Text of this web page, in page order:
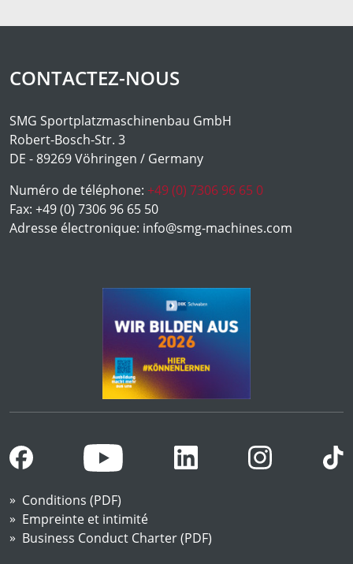
CONTACTEZ-NOUS
SMG Sportplatzmaschinenbau GmbH
Robert-Bosch-Str. 3
DE - 89269 Vöhringen / Germany
Numéro de téléphone: +49 (0) 7306 96 65 0
Fax: +49 (0) 7306 96 65 50
Adresse électronique: info@smg-machines.com
Conditions (PDF)
Empreinte et intimité
Business Conduct Charter (PDF)